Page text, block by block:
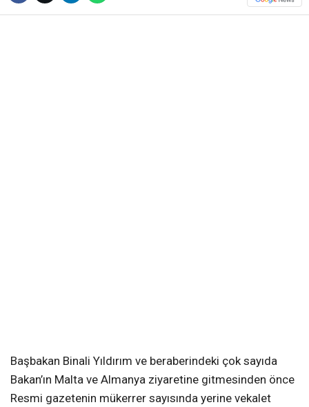
Başbakan Binali Yıldırım ve beraberindeki çok sayıda
Bakan’ın Malta ve Almanya ziyaretine gitmesinden önce
Resmi gazetenin mükerrer sayısında yerine vekalet